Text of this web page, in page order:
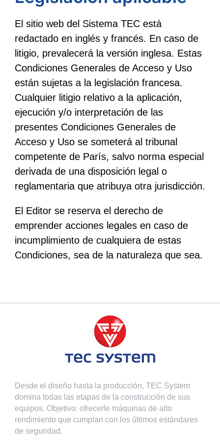
El sitio web del Sistema TEC está
redactado en inglés y francés. En caso de
litigio, prevalecerá la versión inglesa. Estas
Condiciones Generales de Acceso y Uso
están sujetas a la legislación francesa.
Cualquier litigio relativo a la aplicación,
ejecución y/o interpretación de las
presentes Condiciones Generales de
Acceso y Uso se someterá al tribunal
competente de París, salvo norma especial
derivada de una disposición legal o
reglamentaria que atribuya otra jurisdicción.
El Editor se reserva el derecho de
emprender acciones legales en caso de
incumplimiento de cualquiera de estas
Condiciones, sea de la naturaleza que sea.
Desde el diseño hasta la producción, TEC System
domina todas las etapas de la construcción de sus
equipos. Objetivo: ofrecerle máquinas de alto
rendimiento que cumplan con los últimos estándares
de seguridad.